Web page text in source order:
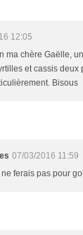
12:05
ma chère Gaëlle,
et cassis deux
Bisous
07/03/2016 11:59
ferais pas pour